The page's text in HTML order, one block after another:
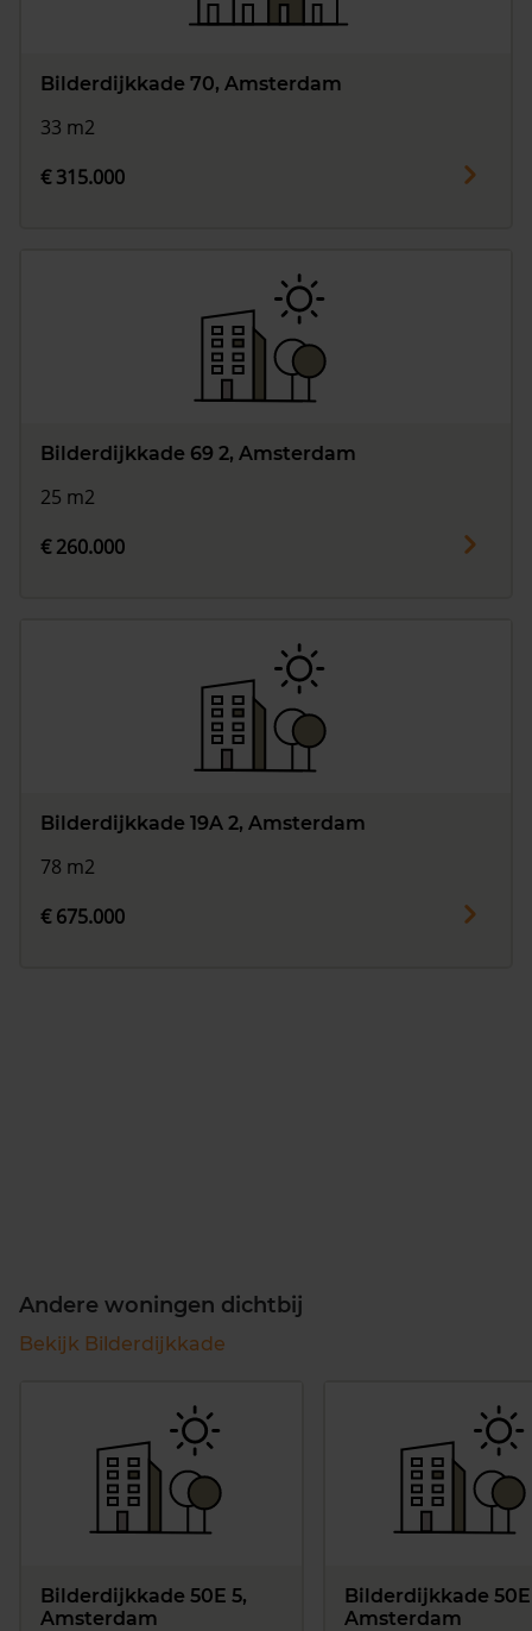
Bilderdijkkade 70, Amsterdam
33 m2
€ 315.000
Bilderdijkkade 69 2, Amsterdam
25 m2
€ 260.000
Bilderdijkkade 19A 2, Amsterdam
78 m2
€ 675.000
Andere woningen dichtbij
Bekijk Bilderdijkkade
Bilderdijkkade 50E 5,
Amsterdam
Bilderdijkkade 50E
Amsterdam